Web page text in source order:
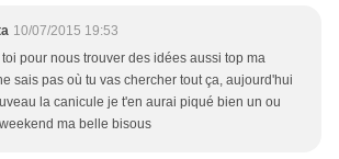
10/07/2015 19:53
pour nous trouver des idées aussi top ma
sais pas où tu vas chercher tout ça, aujourd'hui
la canicule je t'en aurai piqué bien un ou
ma belle bisous